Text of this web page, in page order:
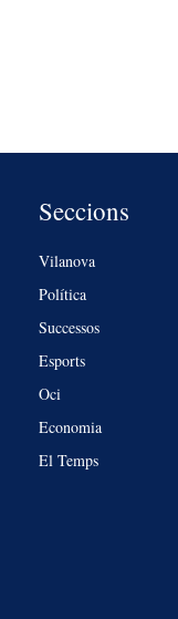
Seccions
Vilanova
Política
Successos
Esports
Oci
Economia
El Temps